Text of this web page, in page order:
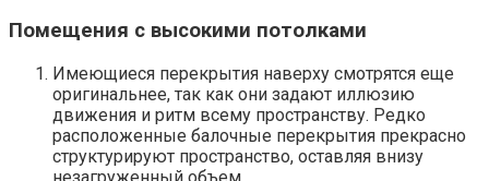
Помещения с высокими потолками
Имеющиеся перекрытия наверху смотрятся еще
оригинальнее, так как они задают иллюзию
движения и ритм всему пространству. Редко
расположенные балочные перекрытия прекрасно
структурируют пространство, оставляя внизу
незагруженный объем.